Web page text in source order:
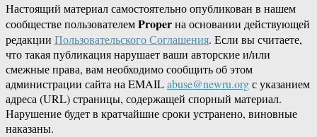
Настоящий материал самостоятельно опубликован в нашем
сообществе пользователемProperна основании действующей
редакции Пользовательского Соглашения. Если вы считаете,
что такая публикация нарушает ваши авторские и/или
смежные права, вам необходимо сообщить об этом
администрации сайта на EMAILabuse@newru.orgс указанием
адреса (URL) страницы, содержащей спорный материал.
Нарушение будет в кратчайшие сроки устранено, виновные
наказаны.